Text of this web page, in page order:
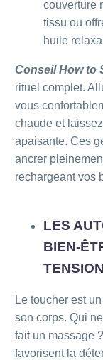
couverture
tissu ou
huile
Conseil How to
rituel complet.
vous
chaude et
apaisante. Ces
ancrer
rechargeant vos
LES
BIEN-
TENSION
Le toucher est
son corps. Qui
fait un massage
favorisent la